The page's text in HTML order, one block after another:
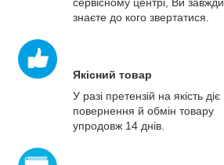
знаєте до кого звертатися.
Якісний товар
У разі претензій на якість діє
повернення й обмін товару
упродовж 14 днів.